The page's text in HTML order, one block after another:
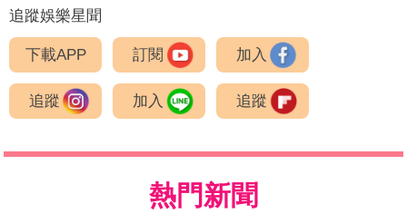
追蹤娛樂星聞
下載APP 訂閱 加入
追蹤 加入 追蹤
熱門新聞